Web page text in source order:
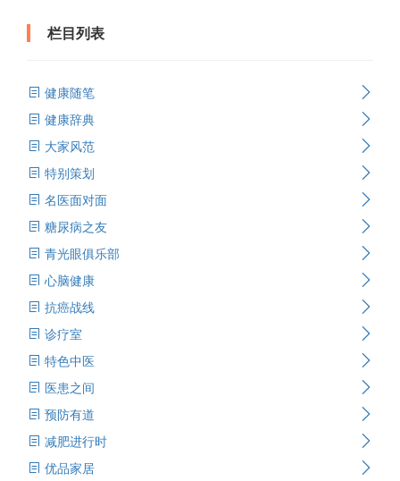
栏目列表
健康随笔
健康辞典
大家风范
特别策划
名医面对面
糖尿病之友
青光眼俱乐部
心脑健康
抗癌战线
诊疗室
特色中医
医患之间
预防有道
减肥进行时
优品家居